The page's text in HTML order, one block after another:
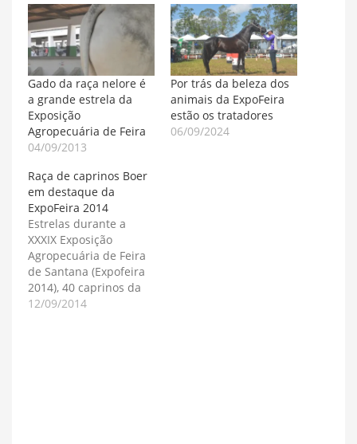
Gado da raça nelore é
a grande estrela da
Exposição
Agropecuária de Feira
04/09/2013
Por trás da beleza dos
animais da ExpoFeira
estão os tratadores
06/09/2024
Raça de caprinos Boer
em destaque da
ExpoFeira 2014
Estrelas durante a
XXXIX Exposição
Agropecuária de Feira
de Santana (Expofeira
2014), 40 caprinos da
raça Boer foram
12/09/2014